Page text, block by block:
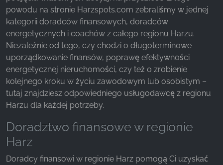
powodu na stronie Harzspots.com zebraliśmy w jednej
kategorii doradców finansowych, doradców
energetycznych i coachów z całego regionu Harzu.
Niezależnie od tego, czy chodzi o długoterminowe
uporządkowanie finansów, poprawę efektywności
energetycznej nieruchomości, czy też o zrobienie
kolejnego kroku w życiu zawodowym lub osobistym –
tutaj znajdziesz odpowiedniego usługodawcę z regionu
Harzu dla każdej potrzeby.
Doradztwo finansowe w regionie
Harz
Doradcy finansowi w regionie Harz pomogą Ci uzyskać
Facebook Pixel
Name:
_fbp, fr, _fbq, fbq
Provider:
Facebook Ireland Ltd.
Purpose:
Pomiar reklam i marketing
Cookie duration: